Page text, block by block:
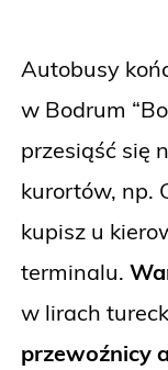
Autobusy
w Bodrum
przesiąść się
kurortów, np.
kupisz u
terminalu.
w lirach
przewoźnicy